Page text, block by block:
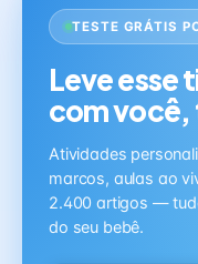
TESTE GRÁTIS
Leve esse
com você,
Atividades
marcos, aulas ao
2.400 artigos —
do seu bebê.